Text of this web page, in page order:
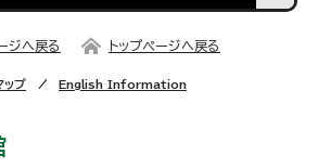
ジへ戻る トップページへ戻る
ップ English Information